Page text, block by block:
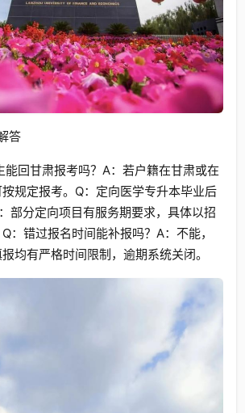
答
能回甘肃报考吗？A：若户籍在甘肃或在
规定报考。Q：定向医学专升本毕业后
部分定向项目有服务期要求，具体以招
：错过报名时间能补报吗？A：不能，
均有严格时间限制，逾期系统关闭。